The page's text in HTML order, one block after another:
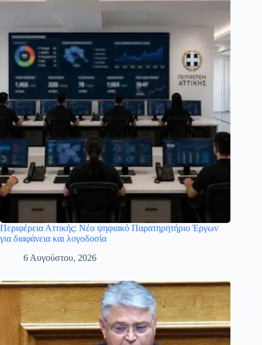
Περιφέρεια Αττικής: Νέο ψηφιακό Παρατηρητήριο Έργων
για διαφάνεια και λογοδοσία
6 Αυγούστου, 2026